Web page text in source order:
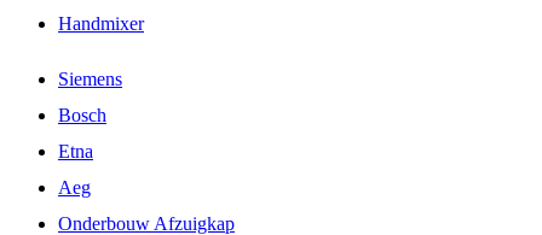
Handmixer
Siemens
Bosch
Etna
Aeg
Onderbouw Afzuigkap